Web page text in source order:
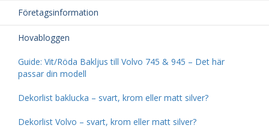
Företagsinformation
Hovabloggen
Guide: Vit/Röda Bakljus till Volvo 745 & 945 – Det här
passar din modell
Dekorlist baklucka – svart, krom eller matt silver?
Dekorlist Volvo – svart, krom eller matt silver?